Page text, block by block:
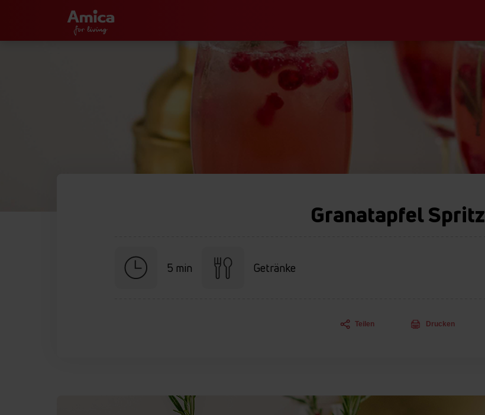
Granatapfel Spritz
5 min Getränke
Teilen Drucken